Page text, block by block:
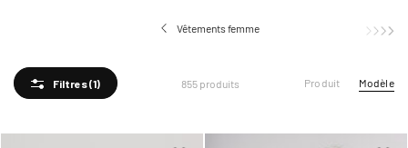
Vêtements femme
Filtres(1) 855 produits Produit Modèle